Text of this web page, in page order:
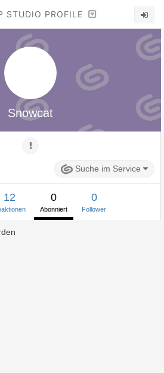
STUDIO PROFILE
Snowcat
Suche im Service
12 0
Abonniert
0
Follower